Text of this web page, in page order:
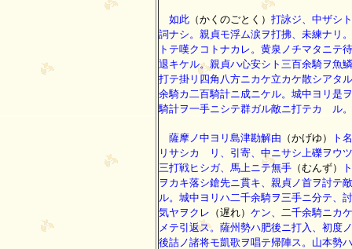
如此 （かくのごとく） 打詠ジ、中ザシ
詞ナシ。親貞モ浮ム涙ヲ打拂、未練ナリ
トテ嘆クコトナカレ。黄泉ノチマタニテ
退キケル。親貞ハ心安シト三百余騎ヲ魚
打テ掛リ四角八方ニカケ立カケ散シアタ
余騎カ二百騎計ニ成ニケル。城中ヨリ是
騎計ヲ一手ニシテ群ガル敵ニ打テカゝル。
薩摩ノ中ヨリ島津勘解由 （かげゆ）
ト
リサシカゝリ、引寄、中ニサシ上礫ヲウ
三打戦ヒシガ、馬上ニテ無手 （むんず）
ヲカキ落シ鎗先ニ貫キ、親貞ノ首ヲ討テ
ル。城中ヨリハ二千余騎ヲ三手ニ分テ、
気ヤヲクレ （遅れ） ケン、二千余騎ニカ
メテ引返ス。薩州勢ハ肥後ニ打入、初度
後詰ノ諸将モ凱歌ヲ唱テ帰陣ス。山本勢